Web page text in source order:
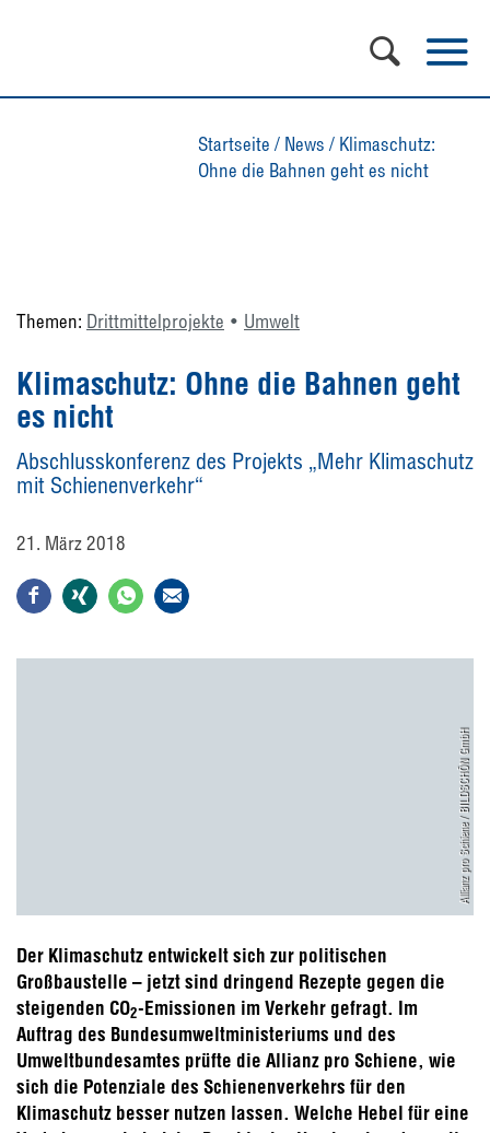
Startseite / News / Klimaschutz:
Ohne die Bahnen geht es nicht
Themen: Drittmittelprojekte Umwelt
Klimaschutz: Ohne die Bahnen geht
es nicht
Abschlusskonferenz des Projekts „Mehr Klimaschutz
mit Schienenverkehr“
21. März 2018
Allianz pro Schiene / BILDSCHÖN GmbH
Der Klimaschutz entwickelt sich zur politischen
Großbaustelle – jetzt sind dringend Rezepte gegen die
steigenden CO2-Emissionen im Verkehr gefragt. Im
Auftrag des Bundesumweltministeriums und des
Umweltbundesamtes prüfte die Allianz pro Schiene, wie
sich die Potenziale des Schienenverkehrs für den
Klimaschutz besser nutzen lassen. Welche Hebel für eine